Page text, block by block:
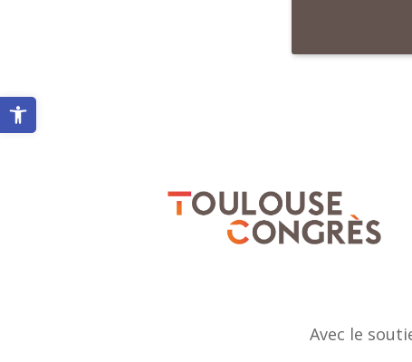
Ouvrir la barre d’outils
Avec le